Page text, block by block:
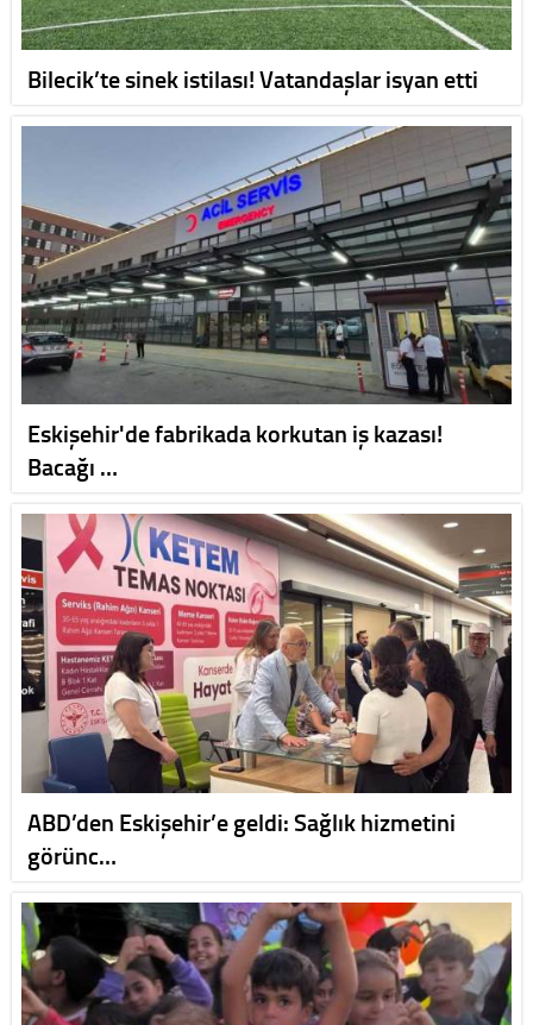
Bilecik’te sinek istilası! Vatandaşlar isyan etti
Eskişehir'de fabrikada korkutan iş kazası!
Bacağı …
ABD’den Eskişehir’e geldi: Sağlık hizmetini
görünc…